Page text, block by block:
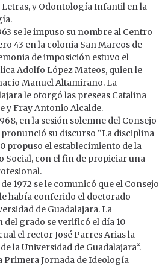
Letras, y Odontología Infantil en la
se le impuso su nombre al Centro
43 en la colonia San Marcos de
de imposición estuvo el
Adolfo López Mateos, quien le
Manuel Altamirano. La
le otorgó las preseas Catalina
y Fray Antonio Alcalde.
en la sesión solemne del Consejo
su discurso “La disciplina
propuso el establecimiento de la
Social, con el fin de propiciar una
1972 se le comunicó que el Consejo
había conferido el doctorado
de Guadalajara. La
grado se verificó el día 10
el rector José Parres Arias la
la Universidad de Guadalajara“.
Primera Jornada de Ideología